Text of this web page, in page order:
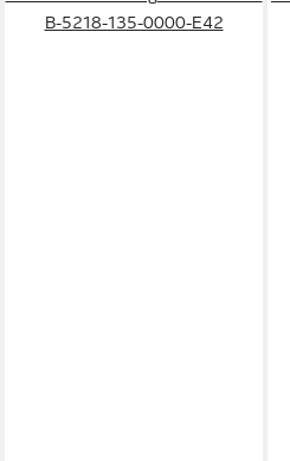
B-5218-135-0000-E42